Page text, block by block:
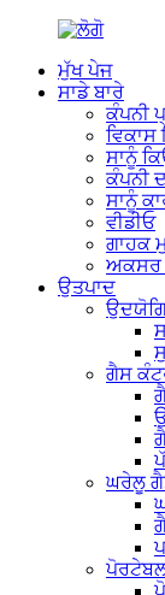
ਮੁੱਖ ਪੇਜ
ਸਾਡੇ ਬਾਰੇ
ਕੰਪਨੀ
ਵਿਕਾਸ
ਸਾਨੂੰ
ਕੰਪਨੀ
ਸਾਨੂੰ
ਵੀਡੀਓ
ਗਾਹਕ
ਅਕਸਰ
ਉਤਪਾਦ
ਗੈਸ
ਘਰੇਲੂ